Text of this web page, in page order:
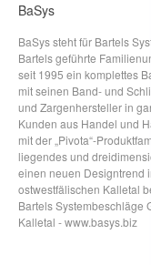
BaSys
BaSys steht für Bartels
Bartels geführte
seit 1995 ein komplettes
mit seinen Band- und
und Zargenhersteller in
Kunden aus Handel und
mit der „Pivota“-
liegendes und
einen neuen Designtrend
ostwestfälischen Kalletal
Bartels Systembeschläge
Kalletal - www.basys.biz